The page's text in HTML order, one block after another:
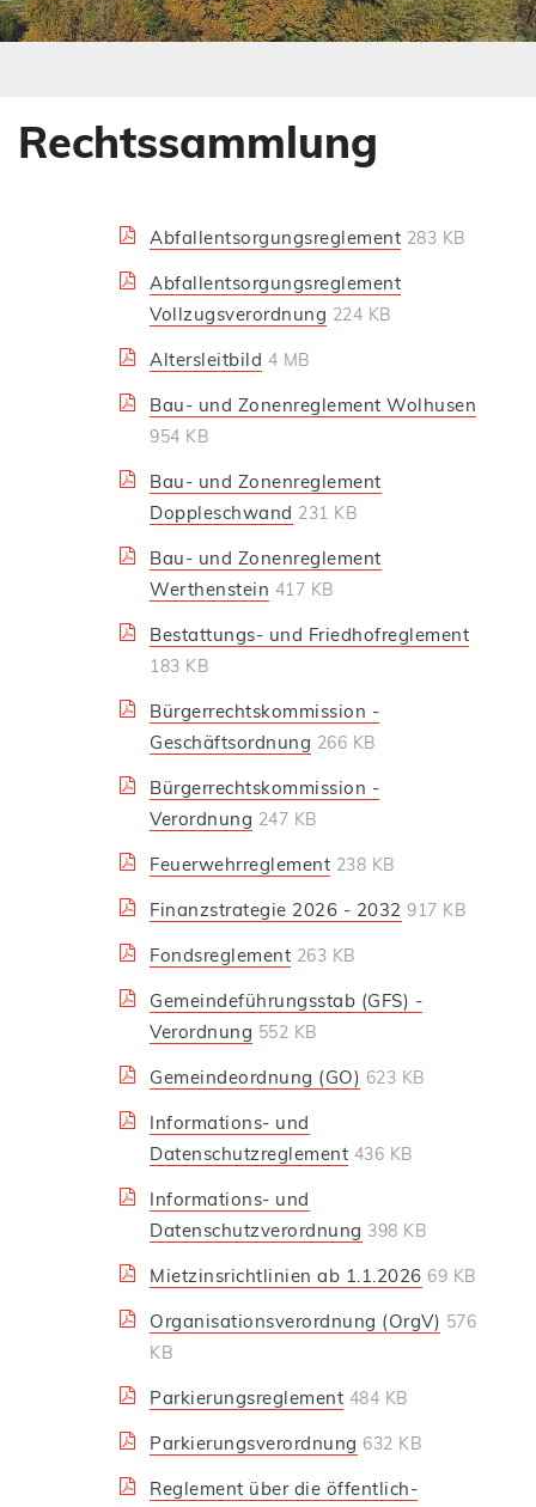
s
s
Rechtssammlung
Abfallentsorgungsreglement 283 KB
Abfallentsorgungsreglement
Vollzugsverordnung 224 KB
Altersleitbild 4 MB
Bau- und Zonenreglement Wolhusen
954 KB
Bau- und Zonenreglement
Doppleschwand 231 KB
Bau- und Zonenreglement
Werthenstein 417 KB
Bestattungs- und Friedhofreglement
183 KB
Bürgerrechtskommission -
Geschäftsordnung 266 KB
Bürgerrechtskommission -
Verordnung 247 KB
Feuerwehrreglement 238 KB
Finanzstrategie 2026 - 2032 917 KB
Fondsreglement 263 KB
Gemeindeführungsstab (GFS) -
Verordnung 552 KB
Gemeindeordnung (GO) 623 KB
Informations- und
Datenschutzreglement 436 KB
Informations- und
Datenschutzverordnung 398 KB
Mietzinsrichtlinien ab 1.1.2026 69 KB
Organisationsverordnung (OrgV) 576
KB
Parkierungsreglement 484 KB
Parkierungsverordnung 632 KB
Reglement über die öffentlich-